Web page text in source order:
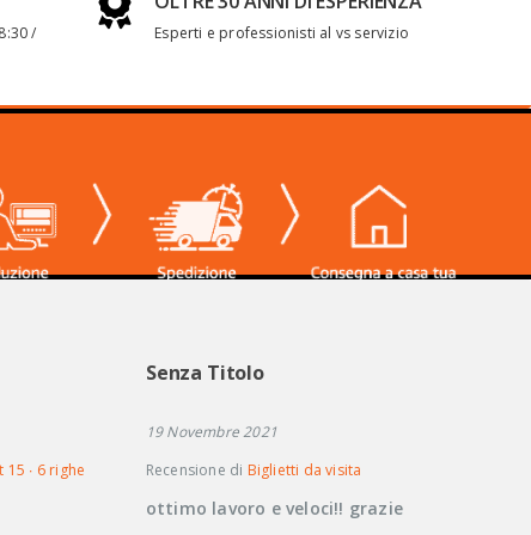
/
Esperti e professionisti al vs servizio
15 ∙ 6 righe
Senza Titolo
19 Novembre 2021
Recensione di Biglietti da visita
ottimo lavoro e veloci!! grazie